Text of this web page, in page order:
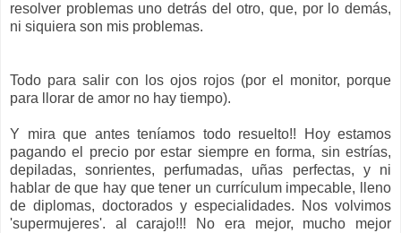
resolver problemas uno detrás del otro, que, por lo demás,
ni siquiera son mis problemas.
Todo para salir con los ojos rojos (por el monitor, porque
para llorar de amor no hay tiempo).
Y mira que antes teníamos todo resuelto!! Hoy estamos
pagando el precio por estar siempre en forma, sin estrías,
depiladas, sonrientes, perfumadas, uñas perfectas, y ni
hablar de que hay que tener un currículum impecable, lleno
de diplomas, doctorados y especialidades. Nos volvimos
'supermujeres'. al carajo!!! No era mejor, mucho mejor